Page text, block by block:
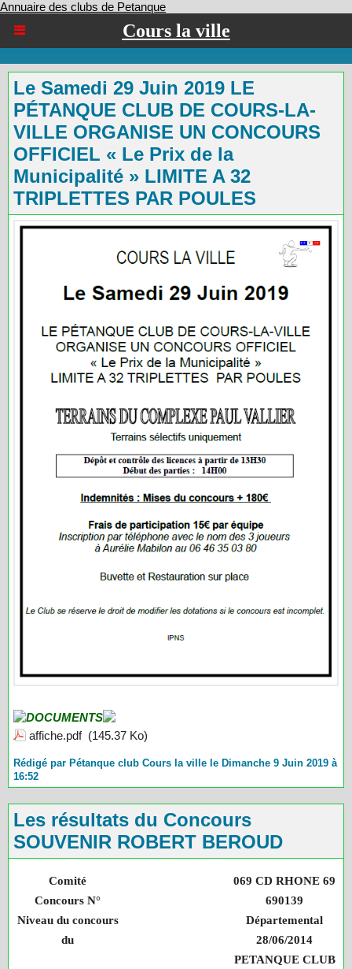
Annuaire des clubs de Petanque
Cours la ville
Le Samedi 29 Juin 2019 LE
PÉTANQUE CLUB DE COURS-LA-
VILLE ORGANISE UN CONCOURS
OFFICIEL « Le Prix de la
Municipalité » LIMITE A 32
TRIPLETTES PAR POULES
DOCUMENTS
affiche.pdf (145.37 Ko)
Rédigé par Pétanque club Cours la ville le Dimanche 9 Juin 2019 à
16:52
Les résultats du Concours
SOUVENIR ROBERT BEROUD
Comité
069 CD RHONE 69
Concours N°
690139
Niveau du concours
Départemental
du
28/06/2014
PETANQUE CLUB